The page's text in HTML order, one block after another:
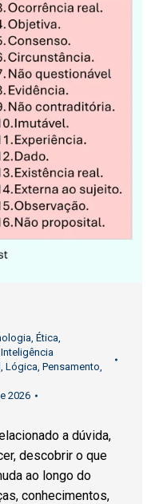
Ética
Inteligência
Lógica Pensamento
2026
a dúvida,
descobrir o que
ao longo do
conhecimentos,